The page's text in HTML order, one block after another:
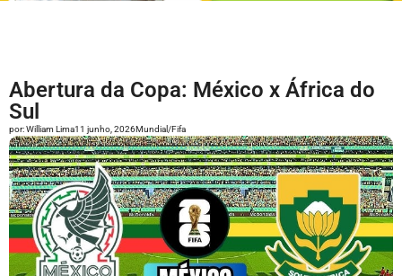
Abertura da Copa: México x África do
Sul
por:William Lima11 junho, 2026Mundial/Fifa